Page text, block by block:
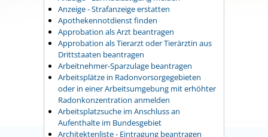
Anzeige - Strafanzeige erstatten
Apothekennotdienst finden
Approbation als Arzt beantragen
Approbation als Tierarzt oder Tierärztin aus
Drittstaaten beantragen
Arbeitnehmer-Sparzulage beantragen
Arbeitsplätze in Radonvorsorgegebieten
oder in einer Arbeitsumgebung mit erhöhter
Radonkonzentration anmelden
Arbeitsplatzsuche im Anschluss an
Aufenthalte im Bundesgebiet
Architektenliste - Eintragung beantragen